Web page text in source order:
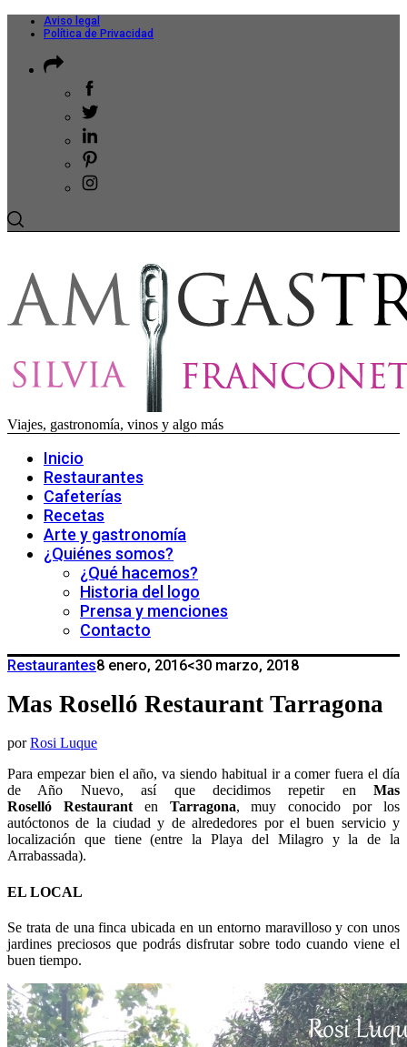
Aviso legal
Política de Privacidad
Viajes, gastronomía, vinos y algo más
Inicio
Restaurantes
Cafeterías
Recetas
Arte y gastronomía
¿Quiénes somos?
¿Qué hacemos?
Historia del logo
Prensa y menciones
Contacto
Restaurantes8 enero, 2016<30 marzo, 2018
Mas Roselló Restaurant Tarragona
por Rosi Luque
Para empezar bien el año, va siendo habitual ir a comer fuera el día
de Año Nuevo, así que decidimos repetir en Mas
Roselló
Restauranten Tarragona, muy conocido por los
autóctonos de la ciudad y de alrededores por el buen servicio y
localización que tiene (entre la Playa del Milagro y la de la
Arrabassada).
EL LOCAL
Se trata de una finca ubicada en un entorno maravilloso y con unos
jardines preciosos que podrás disfrutar sobre todo cuando viene el
buen tiempo.